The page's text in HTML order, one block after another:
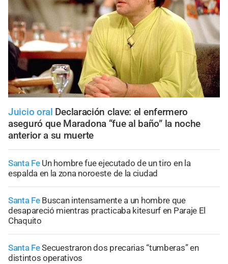
Juicio oral Declaración clave: el enfermero
aseguró que Maradona “fue al baño” la noche
anterior a su muerte
Santa Fe Un hombre fue ejecutado de un tiro en la
espalda en la zona noroeste de la ciudad
Santa Fe Buscan intensamente a un hombre que
desapareció mientras practicaba kitesurf en Paraje El
Chaquito
Santa FeSecuestraron dos precarias “tumberas” en
distintos operativos